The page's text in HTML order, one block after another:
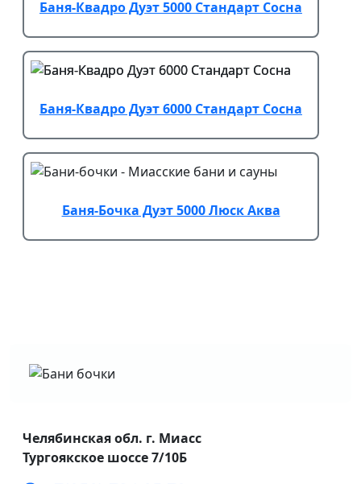
Баня-Квадро Дуэт 5000 Стандарт Сосна
Баня-Квадро Дуэт 6000 Стандарт Сосна
Баня-Бочка Дуэт 5000 Люск Аква
Челябинская обл. г. Миасс
Тургоякское шоссе 7/10Б